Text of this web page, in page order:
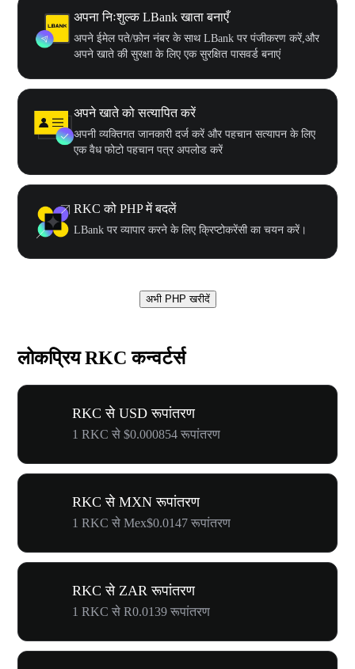
अपना निःशुल्क LBank खाता बनाएँ
अपने ईमेल पते/फ़ोन नंबर के साथ LBank पर पंजीकरण करें,और
अपने खाते की सुरक्षा के लिए एक सुरक्षित पासवर्ड बनाएं
अपने खाते को सत्यापित करें
अपनी व्यक्तिगत जानकारी दर्ज करें और पहचान सत्यापन के लिए
एक वैध फोटो पहचान पत्र अपलोड करें
RKC को PHP में बदलें
LBank पर व्यापार करने के लिए क्रिप्टोकरेंसी का चयन करें।
अभी PHP खरीदें
लोकप्रिय RKC कन्वर्टर्स
RKC से USD रूपांतरण
1 RKC से $0.000854 रूपांतरण
RKC से MXN रूपांतरण
1 RKC से Mex$0.0147 रूपांतरण
RKC से ZAR रूपांतरण
1 RKC से R0.0139 रूपांतरण